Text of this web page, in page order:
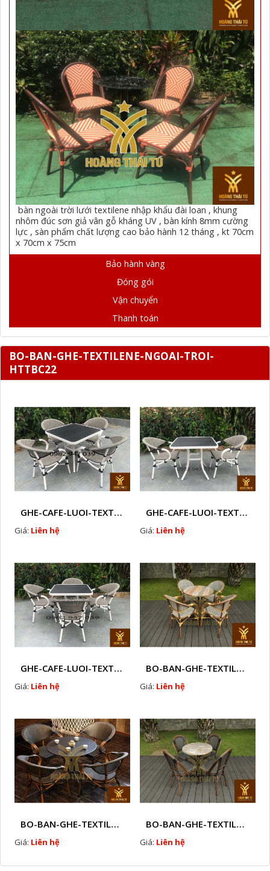
bàn ngoài trời lưới textilene nhập khẩu đài loan , khung
nhôm đúc sơn giả vân gỗ kháng UV , bàn kính 8mm cường
lực , sàn phẩm chất lượng cao bảo hành 12 tháng , kt 70cm
x 70cm x 75cm
Bảo hành vàng
Đóng gói
Vận chuyển
Thanh toán
BO-BAN-GHE-TEXTILENE-NGOAI-TROI-
HTTBC22
GHE-CAFE-LUOI-TEXTILENE-NGOAI-TROI-M3
Giá: Liên hệ
GHE-CAFE-LUOI-TEXTILENE-NGOAI-TROI-M 2
Giá: Liên hệ
GHE-CAFE-LUOI-TEXTILENE-NGOAI-TROI-M 1
Giá: Liên hệ
BO-BAN-GHE-TEXTILENE-NGOAI-TROI-HTTBC2
Giá: Liên hệ
BO-BAN-GHE-TEXTILENE-NGOAI-TROI-HTTBC3
Giá: Liên hệ
BO-BAN-GHE-TEXTILENE-NGOAI-TROI-HTTBC4
Giá: Liên hệ